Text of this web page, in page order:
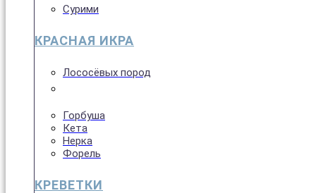
Сурими
КРАСНАЯ ИКРА
Лососёвых пород
Горбуша
Кета
Нерка
Форель
КРЕВЕТКИ